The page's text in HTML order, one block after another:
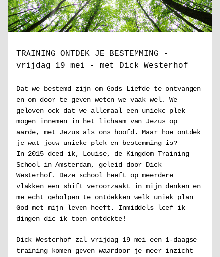
TRAINING ONTDEK JE BESTEMMING -
vrijdag 19 mei - met Dick Westerhof
Dat we bestemd zijn om Gods Liefde te ontvangen
en om door te geven weten we vaak wel. We
geloven ook dat we allemaal een unieke plek
mogen innemen in het lichaam van Jezus op
aarde, met Jezus als ons hoofd. Maar hoe ontdek
je wat jouw unieke plek en bestemming is?
In 2015 deed ik, Louise, de Kingdom Training
School in Amsterdam, geleid door Dick
Westerhof. Deze school heeft op meerdere
vlakken een shift veroorzaakt in mijn denken en
me echt geholpen te ontdekken welk uniek plan
God met mijn leven heeft. Inmiddels leef ik
dingen die ik toen ontdekte!
Dick Westerhof zal vrijdag 19 mei een 1-daagse
training komen geven waardoor je meer inzicht